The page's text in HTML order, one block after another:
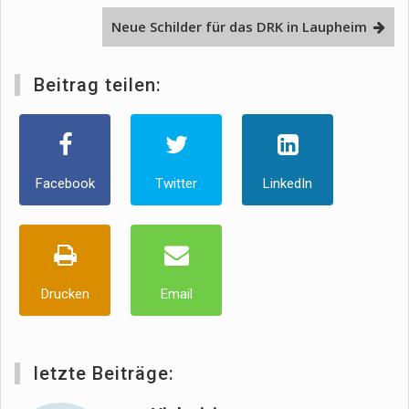
Neue Schilder für das DRK in Laupheim
Beitrag teilen:
Facebook Twitter LinkedIn
Drucken Email
letzte Beiträge: